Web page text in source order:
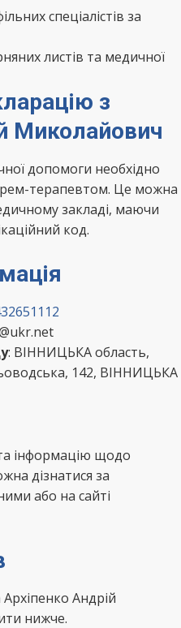
спеціалістів за
листів та медичної
з
Миколайович
допомоги необхідно
терапевтом. Це можна
закладі, маючи
код.
: ВІННИЦЬКА область,
142, ВІННИЦЬКА
інформацію щодо
дізнатися за
або на сайті
Андрій
нижче.